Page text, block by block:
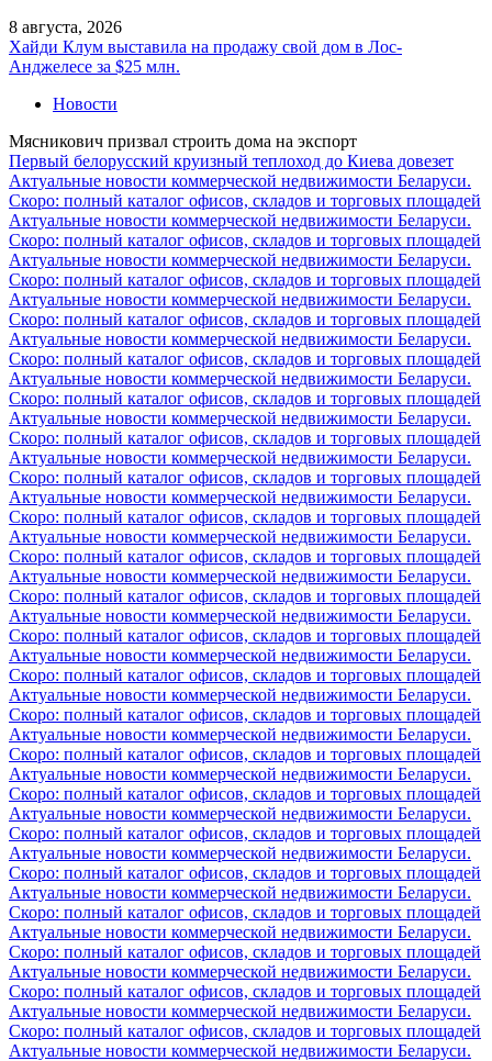
8 августа, 2026
Хайди Клум выставила на продажу свой дом в Лос-
Анджелесе за $25 млн.
Новости
Мясникович призвал строить дома на экспорт
Первый белорусский круизный теплоход до Киева довезет
Актуальные новости коммерческой недвижимости Беларуси.
Скоро: полный каталог офисов, складов и торговых площадей
Актуальные новости коммерческой недвижимости Беларуси.
Скоро: полный каталог офисов, складов и торговых площадей
Актуальные новости коммерческой недвижимости Беларуси.
Скоро: полный каталог офисов, складов и торговых площадей
Актуальные новости коммерческой недвижимости Беларуси.
Скоро: полный каталог офисов, складов и торговых площадей
Актуальные новости коммерческой недвижимости Беларуси.
Скоро: полный каталог офисов, складов и торговых площадей
Актуальные новости коммерческой недвижимости Беларуси.
Скоро: полный каталог офисов, складов и торговых площадей
Актуальные новости коммерческой недвижимости Беларуси.
Скоро: полный каталог офисов, складов и торговых площадей
Актуальные новости коммерческой недвижимости Беларуси.
Скоро: полный каталог офисов, складов и торговых площадей
Актуальные новости коммерческой недвижимости Беларуси.
Скоро: полный каталог офисов, складов и торговых площадей
Актуальные новости коммерческой недвижимости Беларуси.
Скоро: полный каталог офисов, складов и торговых площадей
Актуальные новости коммерческой недвижимости Беларуси.
Скоро: полный каталог офисов, складов и торговых площадей
Актуальные новости коммерческой недвижимости Беларуси.
Скоро: полный каталог офисов, складов и торговых площадей
Актуальные новости коммерческой недвижимости Беларуси.
Скоро: полный каталог офисов, складов и торговых площадей
Актуальные новости коммерческой недвижимости Беларуси.
Скоро: полный каталог офисов, складов и торговых площадей
Актуальные новости коммерческой недвижимости Беларуси.
Скоро: полный каталог офисов, складов и торговых площадей
Актуальные новости коммерческой недвижимости Беларуси.
Скоро: полный каталог офисов, складов и торговых площадей
Актуальные новости коммерческой недвижимости Беларуси.
Скоро: полный каталог офисов, складов и торговых площадей
Актуальные новости коммерческой недвижимости Беларуси.
Скоро: полный каталог офисов, складов и торговых площадей
Актуальные новости коммерческой недвижимости Беларуси.
Скоро: полный каталог офисов, складов и торговых площадей
Актуальные новости коммерческой недвижимости Беларуси.
Скоро: полный каталог офисов, складов и торговых площадей
Актуальные новости коммерческой недвижимости Беларуси.
Скоро: полный каталог офисов, складов и торговых площадей
Актуальные новости коммерческой недвижимости Беларуси.
Скоро: полный каталог офисов, складов и торговых площадей
Актуальные новости коммерческой недвижимости Беларуси.